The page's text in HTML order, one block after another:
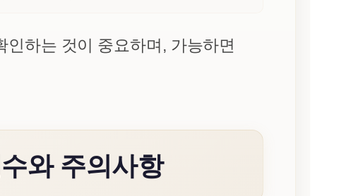
하는 것이 중요하며, 가능하면
와 주의사항